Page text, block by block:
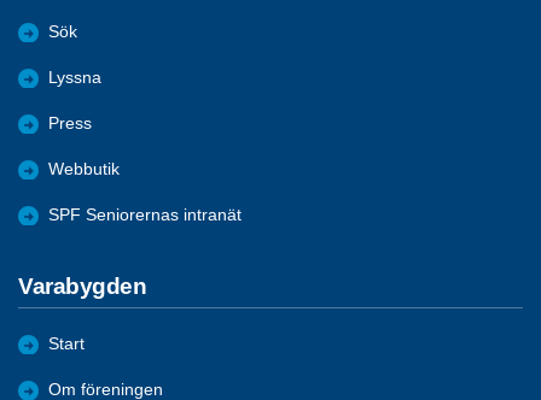
Sök
Lyssna
Press
Webbutik
SPF Seniorernas intranät
Varabygden
Start
Om föreningen